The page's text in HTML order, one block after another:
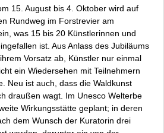
15. August bis 4. Oktober wird auf
Rundweg im Forstrevier am
was 15 bis 20 Künstlerinnen und
ist. Aus Anlass des Jubiläums
Vorsatz ab, Künstler nur einmal
ein Wiedersehen mit Teilnehmern
Neu ist auch, dass die Waldkunst
draußen wagt. Im Unesco Welterbe
Wirkungsstätte geplant; in deren
dem Wunsch der Kuratorin drei